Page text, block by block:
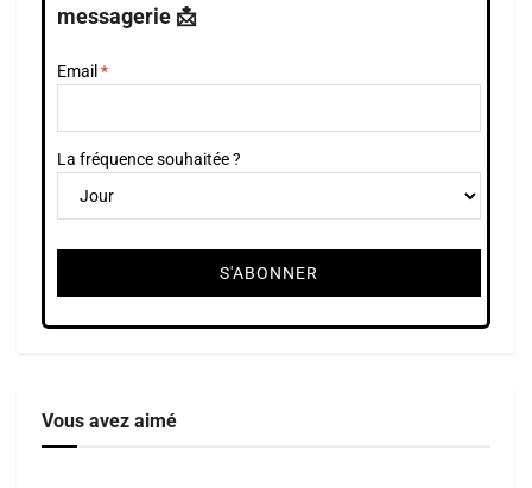
messagerie 📩
Email
La fréquence souhaitée ?
Vous avez aimé